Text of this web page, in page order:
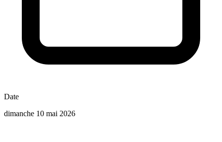
Date
dimanche 10 mai 2026